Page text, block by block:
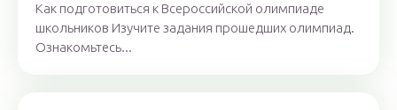
Как подготовиться к Всероссийской олимпиаде
школьников Изучите задания прошедших олимпиад.
Ознакомьтесь...